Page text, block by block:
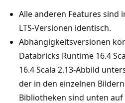
Alle anderen Features sind
LTS-Versionen identisch.
Abhängigkeitsversionen
Databricks Runtime 16.4
16.4 Scala 2.13-Abbild
der in den einzelnen
Bibliotheken sind unten